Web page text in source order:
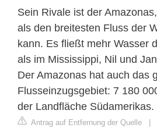
Sein Rivale ist der
als den breitesten Fluss der
kann. Es fließt mehr Wasser
als im Mississippi, Nil und
Der Amazonas hat auch das
Flusseinzugsgebiet: 7 180
der Landfläche Südamerikas.
Antrag auf Entfernung der Quelle |